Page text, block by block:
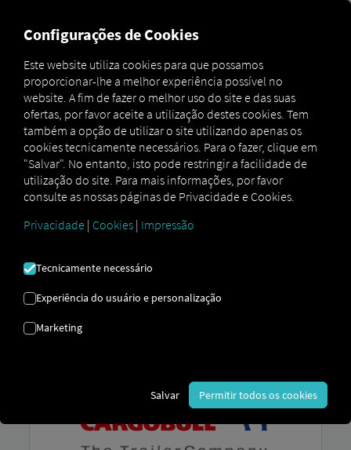
Marketplace Connectors
Schmitz Cargobull
Connect
to
SCHMITZ CARGOBULL
INTEGRAÇÃO
Instruções passo a passo para
RIO conectar.
Configurações de Cookies
Este website utiliza cookies para que possamos
proporcionar-lhe a melhor experiência possível no
website. A fim de fazer o melhor uso do site e das suas
ofertas, por favor aceite a utilização destes cookies. Tem
também a opção de utilizar o site utilizando apenas os
cookies tecnicamente necessários. Para o fazer, clique em
"Salvar". No entanto, isto pode restringir a facilidade de
utilização do site. Para mais informações, por favor
consulte as nossas páginas de Privacidade e Cookies.
Privacidade | Cookies | Impressão
Tecnicamente necessário
Experiência do usuário e personalização
Marketing
Salvar Permitir todos os cookies